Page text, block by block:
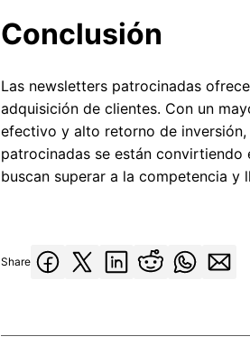
Conclusión
Las newsletters patrocinadas
adquisición de clientes. Con un
efectivo y alto retorno de
patrocinadas se están convirtiendo
buscan superar a la competencia y
Share